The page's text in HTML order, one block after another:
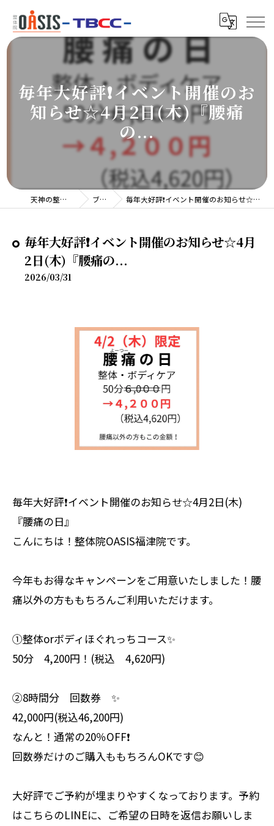
毎年大好評❗️イベント開催のお
知らせ☆4月2日(木)『腰痛
の...
天神の整体院TBCC ブログ 毎年大好評❗️イベント開催のお知らせ☆4月2日(木)『腰痛の...
毎年大好評❗️イベント開催のお知らせ☆4月
2日(木)『腰痛の...
2026/03/31
毎年大好評❗️イベント開催のお知らせ☆4月2日(木)
『腰痛の日』
こんにちは！整体院OASIS福津院です。
今年もお得なキャンペーンをご用意いたしました！腰
痛以外の方ももちろんご利用いただけます。
①整体orボディほぐれっちコース✨
50分 4,200円！(税込 4,620円)
②8時間分 回数券 ✨
42,000円(税込46,200円)
なんと！通常の20％OFF❗️
回数券だけのご購入ももちろんOKです😊
大好評でご予約が埋まりやすくなっております。予約
はこちらのLINEに、ご希望の日時を返信お願いしま